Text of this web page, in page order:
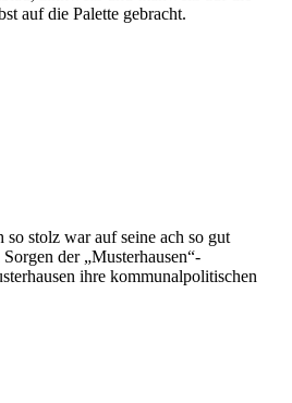
auf die Palette gebracht.
stolz war auf seine ach so gut
der „Musterhausen“-
ihre kommunalpolitischen